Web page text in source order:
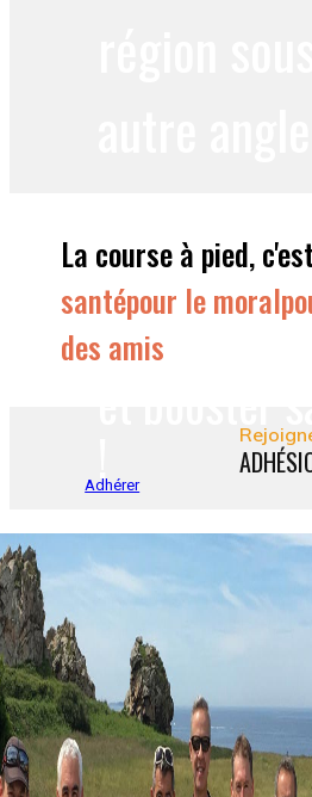
Courir à son
rythme
Une ambiance
cordiale,
après l'effort !
La course à pied,
santépour le moral
des amis
Adhérer